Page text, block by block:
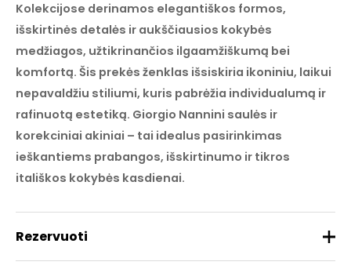
Kolekcijose derinamos elegantiškos formos,
išskirtinės detalės ir aukščiausios kokybės
medžiagos, užtikrinančios ilgaamžiškumą bei
komfortą. Šis prekės ženklas išsiskiria ikoniniu, laikui
nepavaldžiu stiliumi, kuris pabrėžia individualumą ir
rafinuotą estetiką. Giorgio Nannini saulės ir
korekciniai akiniai – tai idealus pasirinkimas
ieškantiems prabangos, išskirtinumo ir tikros
itališkos kokybės kasdienai.
Rezervuoti